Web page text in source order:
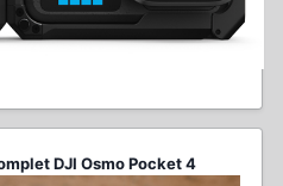
DJI Osmo Pocket 4